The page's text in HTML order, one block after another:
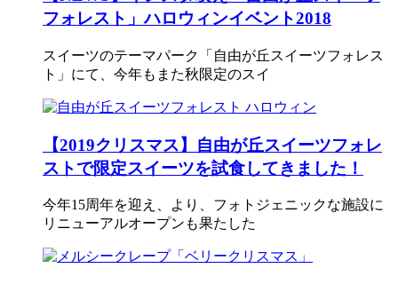
フォレスト」ハロウィンイベント2018
スイーツのテーマパーク「自由が丘スイーツフォレス
ト」にて、今年もまた秋限定のスイ
【2019クリスマス】自由が丘スイーツフォレ
ストで限定スイーツを試食してきました！
今年15周年を迎え、より、フォトジェニックな施設に
リニューアルオープンも果たした